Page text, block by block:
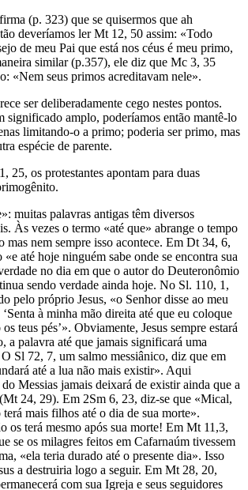
(p. 323) que se quisermos que ah
deveríamos ler Mt 12, 50 assim: «Todo
de meu Pai que está nos céus é meu primo,
similar (p.357), ele diz que Mc 3, 35
«Nem seus primos acreditavam nele».
ser deliberadamente cego nestes pontos.
significado amplo, poderíamos então mantê-lo
limitando-o a primo; poderia ser primo, mas
espécie de parente.
25, os protestantes apontam para duas
muitas palavras antigas têm diversos
Às vezes o termo «até que» abrange o tempo
mas nem sempre isso acontece. Em Dt 34, 6,
até hoje ninguém sabe onde se encontra sua
no dia em que o autor do Deuteronômio
sendo verdade ainda hoje. No Sl. 110, 1,
pelo próprio Jesus, «o Senhor disse ao meu
à minha mão direita até que eu coloque
teus pés’». Obviamente, Jesus sempre estará
a palavra até que jamais significará uma
Sl 72, 7, um salmo messiânico, diz que em
até a lua não mais existir». Aqui
Messias jamais deixará de existir ainda que a
24, 29). Em 2Sm 6, 23, diz-se que «Mical,
mais filhos até o dia de sua morte».
os terá mesmo após sua morte! Em Mt 11,3,
se os milagres feitos em Cafarnaúm tivessem
«ela teria durado até o presente dia». Isso
a destruiria logo a seguir. Em Mt 28, 20,
com sua Igreja e seus seguidores